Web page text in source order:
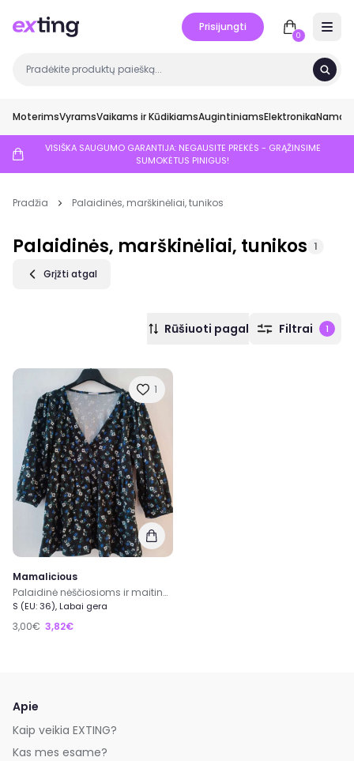
Prisijungti
0
MoterimsVyramsVaikams ir KūdikiamsAugintiniamsElektronikaNamai
VISIŠKA SAUGUMO GARANTIJA: NEGAUSITE PREKĖS - GRĄŽINSIME
SUMOKĖTUS PINIGUS!
Pradžia Palaidinės, marškinėliai, tunikos
Palaidinės, marškinėliai, tunikos 1
Grįžti atgal
Rūšiuoti pagal Filtrai 1
1
Mamalicious
Palaidinė nėščiosioms ir maitinančioms
S (EU: 36), Labai gera
3,00€ 3,82€
Apie
Kaip veikia EXTING?
Kas mes esame?